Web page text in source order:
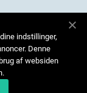
indstillinger,
Denne
af websiden